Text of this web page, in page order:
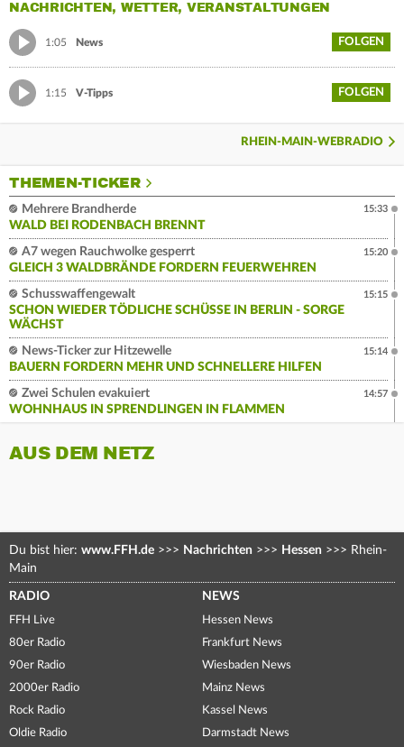
NACHRICHTEN, WETTER, VERANSTALTUNGEN
1:05 News FOLGEN
1:15 V-Tipps FOLGEN
RHEIN-MAIN-WEBRADIO
THEMEN-TICKER
Mehrere Brandherde
WALD BEI RODENBACH BRENNT
15:33
A7 wegen Rauchwolke gesperrt
GLEICH 3 WALDBRÄNDE FORDERN FEUERWEHREN
15:20
Schusswaffengewalt
SCHON WIEDER TÖDLICHE SCHÜSSE IN BERLIN - SORGE
WÄCHST
15:15
News-Ticker zur Hitzewelle
BAUERN FORDERN MEHR UND SCHNELLERE HILFEN
15:14
Zwei Schulen evakuiert
WOHNHAUS IN SPRENDLINGEN IN FLAMMEN
14:57
AUS DEM NETZ
Du bist hier: www.FFH.de >>> Nachrichten >>> Hessen >>> Rhein-
Main
RADIO
FFH Live
80er Radio
90er Radio
2000er Radio
Rock Radio
Oldie Radio
NEWS
Hessen News
Frankfurt News
Wiesbaden News
Mainz News
Kassel News
Darmstadt News